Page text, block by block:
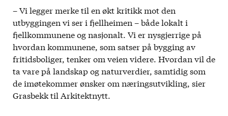
– Vi legger merke til en økt kritikk mot den
utbyggingen vi ser i fjellheimen – både lokalt i
fjellkommunene og nasjonalt. Vi er nysgjerrige på
hvordan kommunene, som satser på bygging av
fritidsboliger, tenker om veien videre. Hvordan vil de
ta vare på landskap og naturverdier, samtidig som
de imøtekommer ønsker om næringsutvikling, sier
Grasbekk til Arkitektnytt.